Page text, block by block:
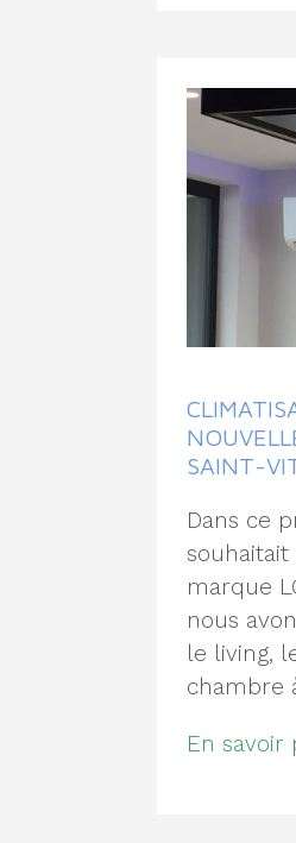
SAINT-
Dans ce
marque
nous
le living,
chambre
En savoir